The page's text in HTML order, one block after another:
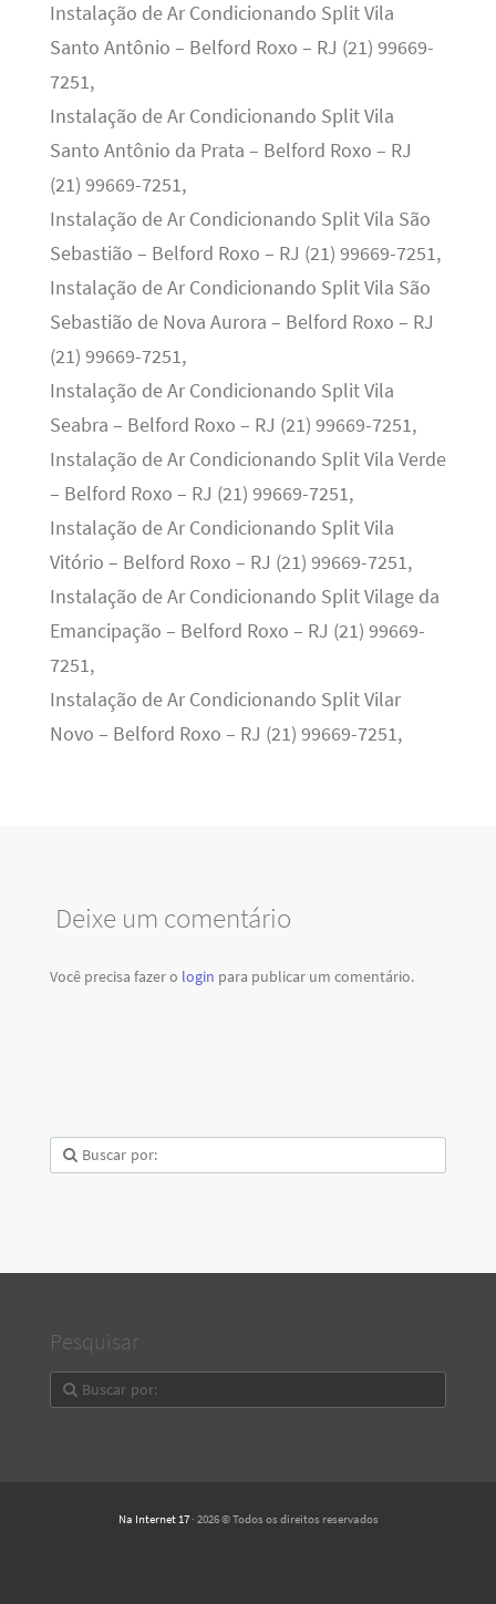
Instalação de Ar Condicionando Split Vila
Santo Antônio – Belford Roxo – RJ (21) 99669-
7251,
Instalação de Ar Condicionando Split Vila
Santo Antônio da Prata – Belford Roxo – RJ
(21) 99669-7251,
Instalação de Ar Condicionando Split Vila São
Sebastião – Belford Roxo – RJ (21) 99669-7251,
Instalação de Ar Condicionando Split Vila São
Sebastião de Nova Aurora – Belford Roxo – RJ
(21) 99669-7251,
Instalação de Ar Condicionando Split Vila
Seabra – Belford Roxo – RJ (21) 99669-7251,
Instalação de Ar Condicionando Split Vila Verde
– Belford Roxo – RJ (21) 99669-7251,
Instalação de Ar Condicionando Split Vila
Vitório – Belford Roxo – RJ (21) 99669-7251,
Instalação de Ar Condicionando Split Vilage da
Emancipação – Belford Roxo – RJ (21) 99669-
7251,
Instalação de Ar Condicionando Split Vilar
Novo – Belford Roxo – RJ (21) 99669-7251,
Deixe um comentário
Você precisa fazer o login para publicar um comentário.
Pesquisar
Na Internet 17· 2026 © Todos os direitos reservados